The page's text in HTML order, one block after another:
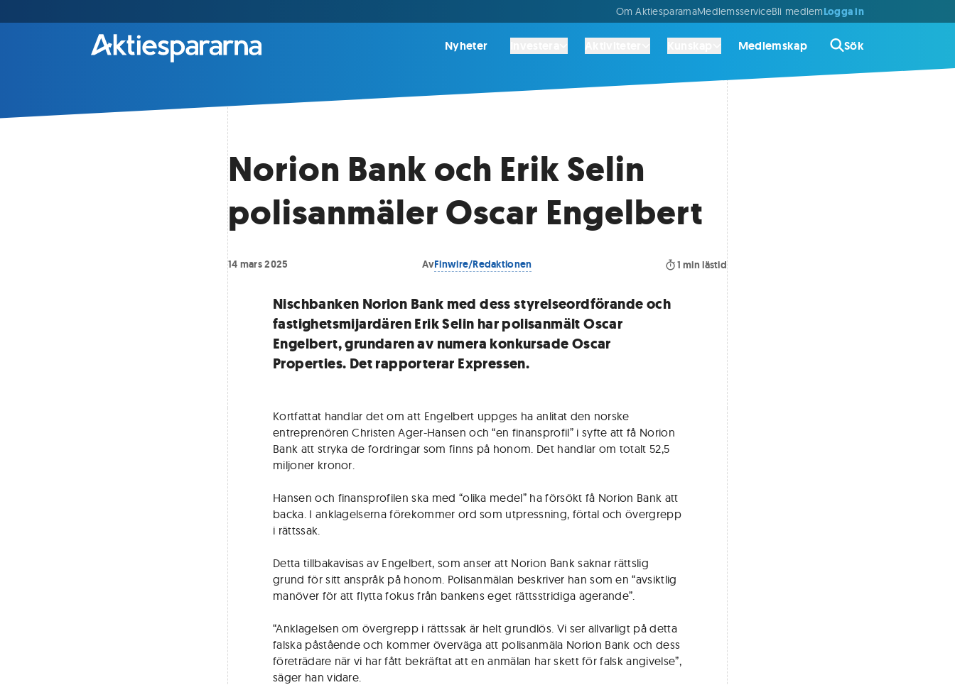
Om AktiespararnaMedlemsserviceBli medlemLogga in
Nyheter Medlemskap Sök
Norion Bank och Erik Selin
polisanmäler Oscar Engelbert
14 mars 2025 AvFinwire/Redaktionen 1 min lästid
Nischbanken Norion Bank med dess styrelseordförande och
fastighetsmijardären Erik Selin har polisanmält Oscar
Engelbert, grundaren av numera konkursade Oscar
Properties. Det rapporterar Expressen.
Kortfattat handlar det om att Engelbert uppges ha anlitat den norske
entreprenören Christen Ager-Hansen och “en finansprofil” i syfte att få Norion
Bank att stryka de fordringar som finns på honom. Det handlar om totalt 52,5
miljoner kronor.
Hansen och finansprofilen ska med “olika medel” ha försökt få Norion Bank att
backa. I anklagelserna förekommer ord som utpressning, förtal och övergrepp
i rättssak.
Detta tillbakavisas av Engelbert, som anser att Norion Bank saknar rättslig
grund för sitt anspråk på honom. Polisanmälan beskriver han som en “avsiktlig
manöver för att flytta fokus från bankens eget rättsstridiga agerande”.
“Anklagelsen om övergrepp i rättssak är helt grundlös. Vi ser allvarligt på detta
falska påstående och kommer överväga att polisanmäla Norion Bank och dess
företrädare när vi har fått bekräftat att en anmälan har skett för falsk angivelse”,
säger han vidare.